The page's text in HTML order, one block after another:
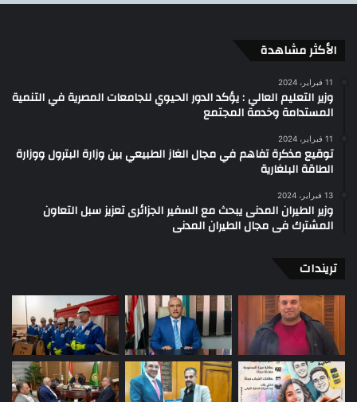
الأكثر مشاهدة
11 فبراير، 2024
وزير التعليم العالي : يؤكد الدور الحيوي للجامعات المصرية في التنمية
المستدامة وخدمة المجتمع
11 فبراير، 2024
توقيع مذكرة تفاهم في مجال الغاز الطبيعي بين وزارة البترول ووزارة
الطاقة البلغارية
13 فبراير، 2024
وزير الطيران المدنى يبحث مع السفير الجزائرى تعزيز سبل التعاون
المشترك فى مجال الطيران المدنى
تريندات